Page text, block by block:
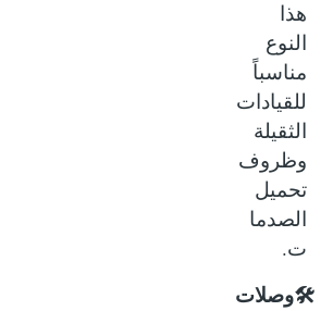
هذا
النوع
مناسباً
للقيادات
الثقيلة
وظروف
تحميل
الصدما
.
وصلات